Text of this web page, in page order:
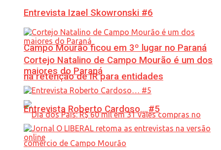
Campo Mourão ficou em 3º lugar no Paraná
na retenção de IR para entidades
Entrevista Izael Skowronski #6
Cortejo Natalino de Campo Mourão é um dos
maiores do Paraná
Entrevista Roberto Cardoso… #5